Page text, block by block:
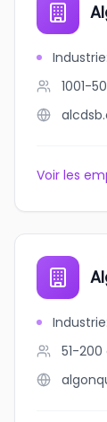
Industrie
1001-
Voir les
Industrie
51-200